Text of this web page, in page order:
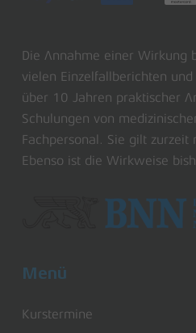
Die Annahme einer Wirkung
vielen Einzelfallberichten
über 10 Jahren praktischer
Schulungen von
Fachpersonal. Sie gilt zurzeit
Ebenso ist die Wirkweise
Menü
Kurstermine